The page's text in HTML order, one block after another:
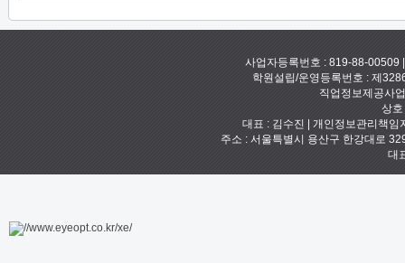
사업자등록번호 : 819-88-00509
학원설립/운영등록번호 : 제
직업정보제공사
상
대표 : 김수진 | 개인정보관리책
주소 : 서울특별시 용산구 한강대로
대